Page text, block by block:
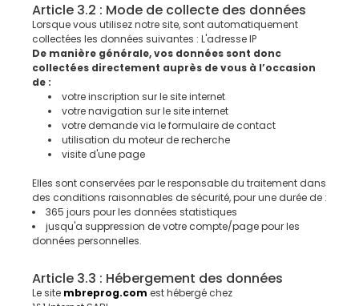
Article 3.2 : Mode de collecte des données
Lorsque vous utilisez notre site, sont automatiquement
collectées les données suivantes : L'adresse IP
De manière générale, vos données sont donc
collectées directement auprès de vous à l’occasion
de :
votre inscription sur le site internet
votre navigation sur le site internet
votre demande via le formulaire de contact
utilisation du moteur de recherche
visite d'une page
Elles sont conservées par le responsable du traitement dans
des conditions raisonnables de sécurité, pour une durée de :
365 jours pour les données statistiques
jusqu'a suppression de votre compte/page pour les
données personnelles.
Article 3.3 : Hébergement des données
Le site mbreprog.com est hébergé chez